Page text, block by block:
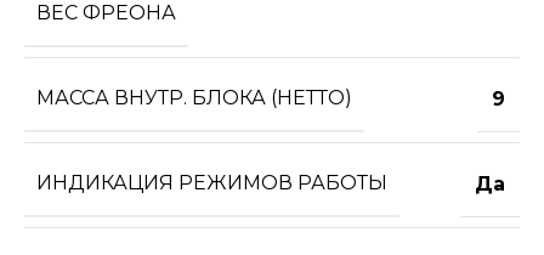
ВЕС ФРЕОНА
МАССА ВНУТР. БЛОКА (НЕТТО) 9
ИНДИКАЦИЯ РЕЖИМОВ РАБОТЫ Да